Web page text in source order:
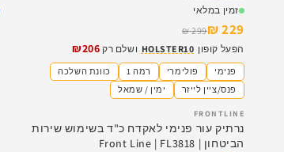
זמין במלאי
229 ₪
299 ₪
הפעל קופון HOLSTER10 ושלם רק ₪206
פנימי פולימרי רמה 1
כוונת השלכה
פנס/ציין לייזר
ימין / שמאל
SALE
FRONTLINE
נרתיק עור פנימי לאקדח כ"ד בשימוש שירות
הביטחון | Front Line | FL3818